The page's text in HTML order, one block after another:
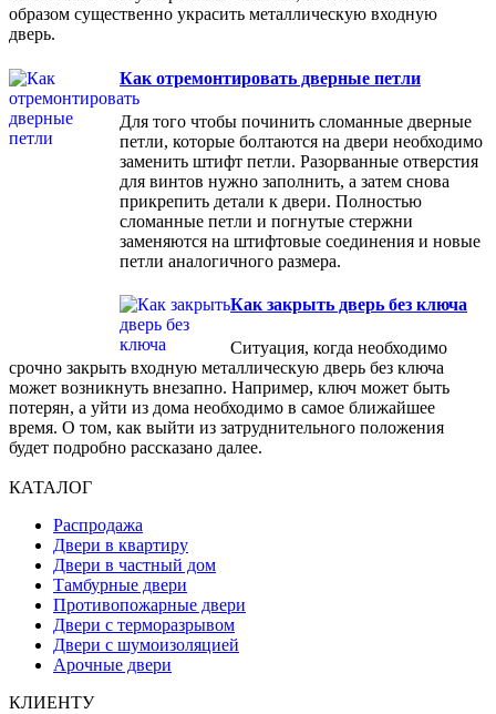
образом существенно украсить металлическую входную
дверь.
Как отремонтировать дверные петли
Для того чтобы починить сломанные дверные
петли, которые болтаются на двери необходимо
заменить штифт петли. Разорванные отверстия
для винтов нужно заполнить, а затем снова
прикрепить детали к двери. Полностью
сломанные петли и погнутые стержни
заменяются на штифтовые соединения и новые
петли аналогичного размера.
Как закрыть дверь без ключа
Ситуация, когда необходимо
срочно закрыть входную металлическую дверь без ключа
может возникнуть внезапно. Например, ключ может быть
потерян, а уйти из дома необходимо в самое ближайшее
время. О том, как выйти из затруднительного положения
будет подробно рассказано далее.
КАТАЛОГ
Распродажа
Двери в квартиру
Двери в частный дом
Тамбурные двери
Противопожарные двери
Двери с терморазрывом
Двери с шумоизоляцией
Арочные двери
КЛИЕНТУ